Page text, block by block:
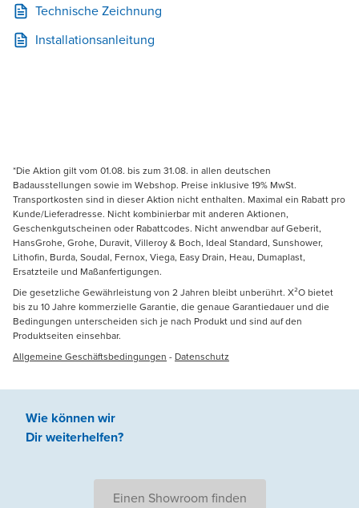
Technische Zeichnung
Installationsanleitung
*Die Aktion gilt vom 01.08. bis zum 31.08. in allen deutschen
Badausstellungen sowie im Webshop. Preise inklusive 19% MwSt.
Transportkosten sind in dieser Aktion nicht enthalten. Maximal ein Rabatt pro
Kunde/Lieferadresse. Nicht kombinierbar mit anderen Aktionen,
Geschenkgutscheinen oder Rabattcodes. Nicht anwendbar auf Geberit,
HansGrohe, Grohe, Duravit, Villeroy & Boch, Ideal Standard, Sunshower,
Lithofin, Burda, Soudal, Fernox, Viega, Easy Drain, Heau, Dumaplast,
Ersatzteile und Maßanfertigungen.
Die gesetzliche Gewährleistung von 2 Jahren bleibt unberührt. X²O bietet
bis zu 10 Jahre kommerzielle Garantie, die genaue Garantiedauer und die
Bedingungen unterscheiden sich je nach Produkt und sind auf den
Produktseiten einsehbar.
Allgemeine Geschäftsbedingungen - Datenschutz
Wie können wir
Dir weiterhelfen?
Einen Showroom finden